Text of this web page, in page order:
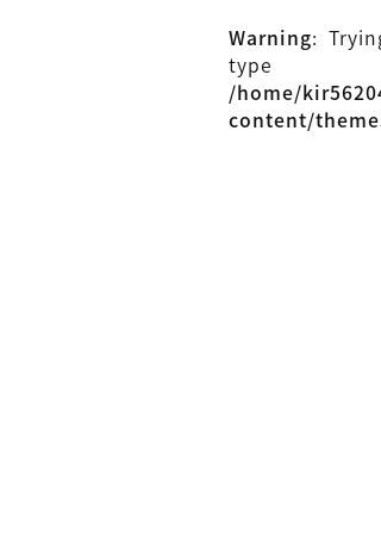
Warning:
/home/
content/